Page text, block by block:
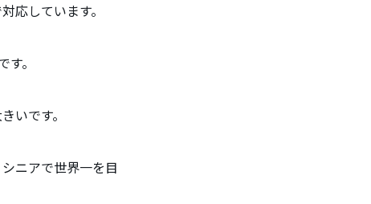
応しています。
。
いです。
ニアで世界一を目